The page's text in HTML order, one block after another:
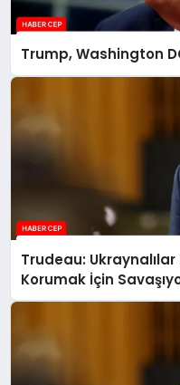
Trump, Washington
Trudeau:
Korumak İçin